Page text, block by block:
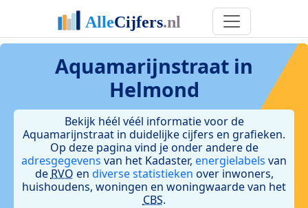
Aquamarijnstraat in
Helmond
Bekijk héél véél informatie voor de
Aquamarijnstraat in duidelijke cijfers en grafieken.
Op deze pagina vind je onder andere de
adresgegevens van het Kadaster, energielabels van
de RVO en diverse statistieken over inwoners,
huishoudens, woningen en woningwaarde van het
CBS.